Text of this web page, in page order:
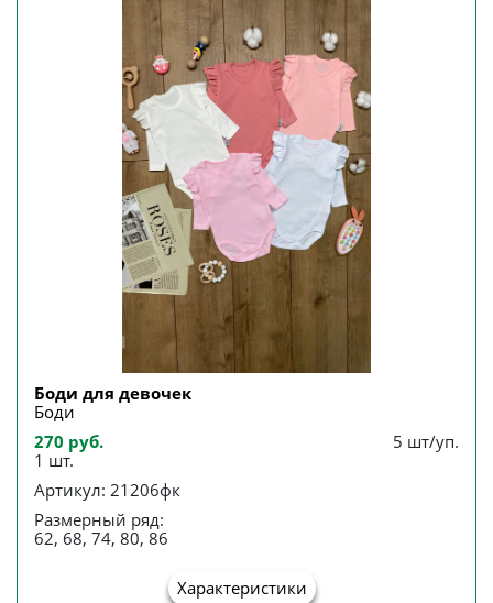
Боди для девочек
Боди
270 руб.
1 шт.
5 шт/уп.
Артикул: 21206фк
Размерный ряд:
62, 68, 74, 80, 86
Характеристики